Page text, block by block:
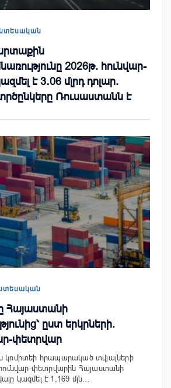
2026թ. հունվար-
է 3․06 մլրդ դոլար.
Ռուսաստանն է
Հայաստանի
ըստ երկրների.
փետրվար
կոմիտեի հրապարակած տվյալների
փետրվարին Հայաստանի
կազմել է 1,169 մլն…